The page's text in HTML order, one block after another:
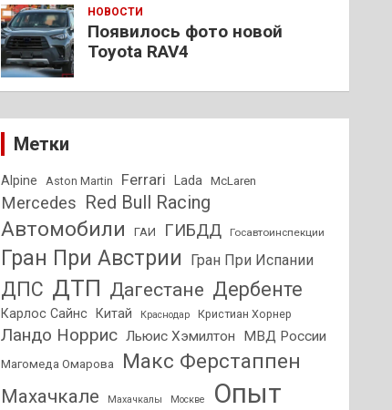
НОВОСТИ
Появилось фото новой
Toyota RAV4
Метки
Alpine Aston Martin Ferrari Lada McLaren
Mercedes Red Bull Racing
Автомобили ГАИ ГИБДД Госавтоинспекции
Гран При Австрии Гран При Испании
ДПС ДТП Дагестане Дербенте
Карлос Сайнс Китай Краснодар Кристиан Хорнер
Ландо Норрис Льюис Хэмилтон МВД России
Магомеда Омарова Макс Ферстаппен
Махачкале Махачкалы Москве
Опыт